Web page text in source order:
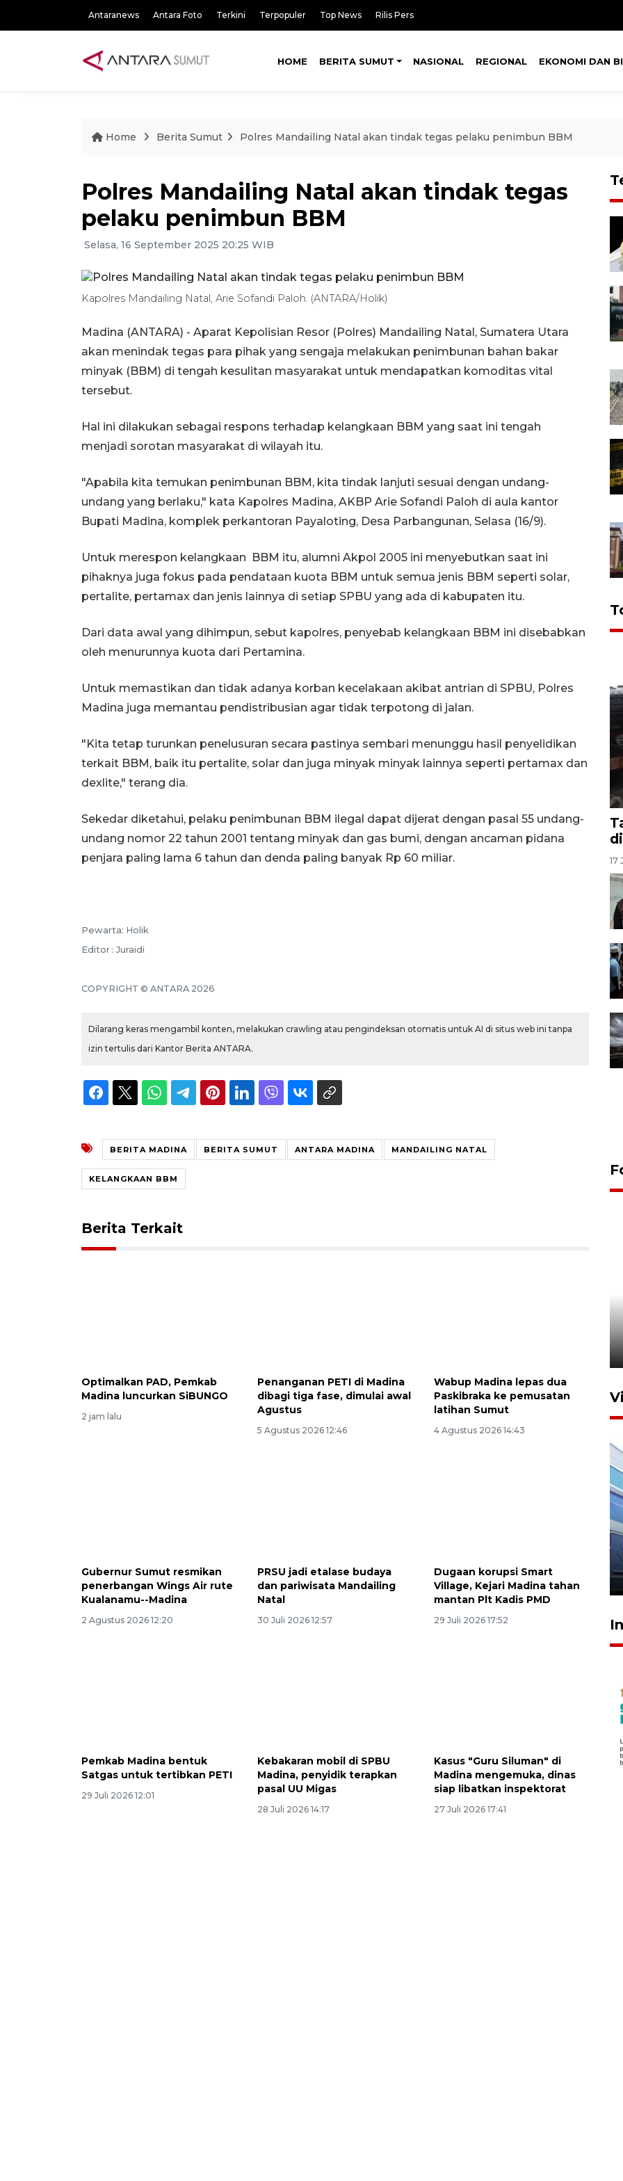
Antaranews Antara Foto Terkini Terpopuler Top News Rilis Pers
HOME BERITA SUMUT NASIONAL REGIONAL EKONOMI DAN
Home Berita Sumut Polres Mandailing Natal akan tindak tegas pelaku penimbun BBM
Polres Mandailing Natal akan tindak tegas
pelaku penimbun BBM
Selasa, 16 September 2025 20:25 WIB
Kapolres Mandailing Natal, Arie Sofandi Paloh. (ANTARA/Holik)
Madina (ANTARA) - Aparat Kepolisian Resor (Polres) Mandailing Natal, Sumatera Utara
akan menindak tegas para pihak yang sengaja melakukan penimbunan bahan bakar
minyak (BBM) di tengah kesulitan masyarakat untuk mendapatkan komoditas vital
tersebut.
Hal ini dilakukan sebagai respons terhadap kelangkaan BBM yang saat ini tengah
menjadi sorotan masyarakat di wilayah itu.
"Apabila kita temukan penimbunan BBM, kita tindak lanjuti sesuai dengan undang-
undang yang berlaku," kata Kapolres Madina, AKBP Arie Sofandi Paloh di aula kantor
Bupati Madina, komplek perkantoran Payaloting, Desa Parbangunan, Selasa (16/9).
Untuk merespon kelangkaan BBM itu, alumni Akpol 2005 ini menyebutkan saat ini
pihaknya juga fokus pada pendataan kuota BBM untuk semua jenis BBM seperti solar,
pertalite, pertamax dan jenis lainnya di setiap SPBU yang ada di kabupaten itu.
Dari data awal yang dihimpun, sebut kapolres, penyebab kelangkaan BBM ini disebabkan
oleh menurunnya kuota dari Pertamina.
Untuk memastikan dan tidak adanya korban kecelakaan akibat antrian di SPBU, Polres
Madina juga memantau pendistribusian agar tidak terpotong di jalan.
"Kita tetap turunkan penelusuran secara pastinya sembari menunggu hasil penyelidikan
terkait BBM, baik itu pertalite, solar dan juga minyak minyak lainnya seperti pertamax dan
dexlite," terang dia.
Sekedar diketahui, pelaku penimbunan BBM ilegal dapat dijerat dengan pasal 55 undang-
undang nomor 22 tahun 2001 tentang minyak dan gas bumi, dengan ancaman pidana
penjara paling lama 6 tahun dan denda paling banyak Rp 60 miliar.
Pewarta: Holik
Editor : Juraidi
COPYRIGHT © ANTARA 2026
Dilarang keras mengambil konten, melakukan crawling atau pengindeksan otomatis untuk AI di situs web ini tanpa
izin tertulis dari Kantor Berita ANTARA.
BERITA MADINA BERITA SUMUT ANTARA MADINA MANDAILING NATAL
KELANGKAAN BBM
Berita Terkait
Optimalkan PAD, Pemkab
Madina luncurkan SiBUNGO
2 jam lalu
Penanganan PETI di Madina
dibagi tiga fase, dimulai awal
Agustus
5 Agustus 2026 12:46
Wabup Madina lepas dua
Paskibraka ke pemusatan
latihan Sumut
4 Agustus 2026 14:43
Gubernur Sumut resmikan
penerbangan Wings Air rute
Kualanamu--Madina
2 Agustus 2026 12:20
PRSU jadi etalase budaya
dan pariwisata Mandailing
Natal
30 Juli 2026 12:57
Dugaan korupsi Smart
Village, Kejari Madina tahan
mantan Plt Kadis PMD
29 Juli 2026 17:52
Pemkab Madina bentuk
Satgas untuk tertibkan PETI
29 Juli 2026 12:01
Kebakaran mobil di SPBU
Madina, penyidik terapkan
pasal UU Migas
28 Juli 2026 14:17
Kasus "Guru Siluman" di
Madina mengemuka, dinas
siap libatkan inspektorat
27 Juli 2026 17:41
17
23 Juli 2026 20:04